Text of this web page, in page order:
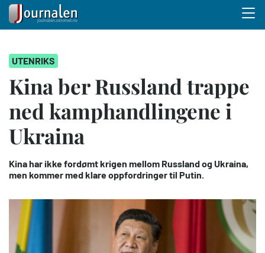
hovedinnhold
UTENRIKS
Kina ber Russland trappe
ned kamphandlingene i
Ukraina
Kina har ikke fordømt krigen mellom Russland og Ukraina,
men kommer med klare oppfordringer til Putin.